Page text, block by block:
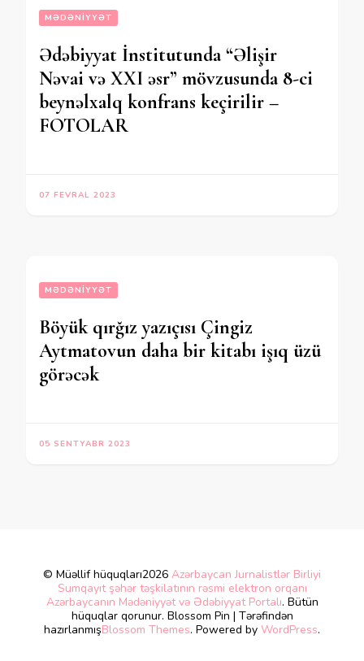
MƏDƏNIYYƏT
Ədəbiyyat İnstitutunda “Əlişir
Nəvai və XXI əsr” mövzusunda 8-ci
beynəlxalq konfrans keçirilir –
FOTOLAR
07 FEVRAL 2023
MƏDƏNIYYƏT
Böyük qırğız yazıçısı Çingiz
Aytmatovun daha bir kitabı işıq üzü
görəcək
05 SENTYABR 2023
© Müəllif hüquqları2026 Azərbaycan Jurnalistlər Birliyi
Sumqayıt şəhər təşkilatının rəsmi elektron orqanı
Azərbaycanın Mədəniyyət və Ədəbiyyat Portalı. Bütün
hüquqlar qorunur. Blossom Pin | Tərəfindən
hazırlanmışBlossom Themes. Powered by WordPress.